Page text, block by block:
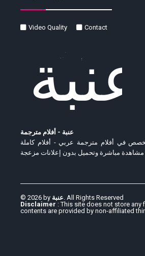
Video Quality Contact
عنبة - أفلام مترجمة
في أفلام مترجمة عربي - أفلام كاملة
مشاهدة مباشرة وتحميل بدون إعلانات مزعجة
© 2026 by عنبة. All Rights Reserved
Disclaimer : This site does not store any
contents are provided by non-affiliated